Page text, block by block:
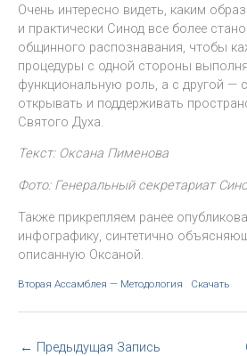
Очень интересно видеть, каким
и практически Синод все более
общинного распознавания, чтобы
процедуры с одной стороны
функциональную роль, а с другой —
открывать и поддерживать
Святого Духа.
Текст: Оксана Пименова
Фото: Генеральный секретариат
Также прикрепляем ранее
инфографику, синтетично
описанную Оксаной.
Вторая Ассамблея — Методология Скачать
← Предыдущая Запись